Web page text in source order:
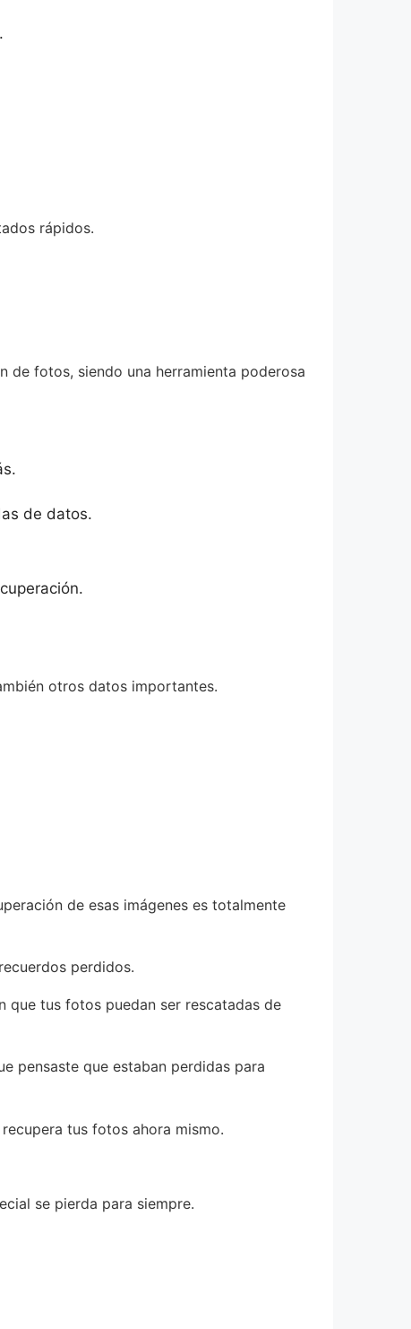
rápidos.
de fotos, siendo una herramienta poderosa
de datos.
otros datos importantes.
de esas imágenes es totalmente
perdidos.
que tus fotos puedan ser rescatadas de
pensaste que estaban perdidas para
tus fotos ahora mismo.
se pierda para siempre.